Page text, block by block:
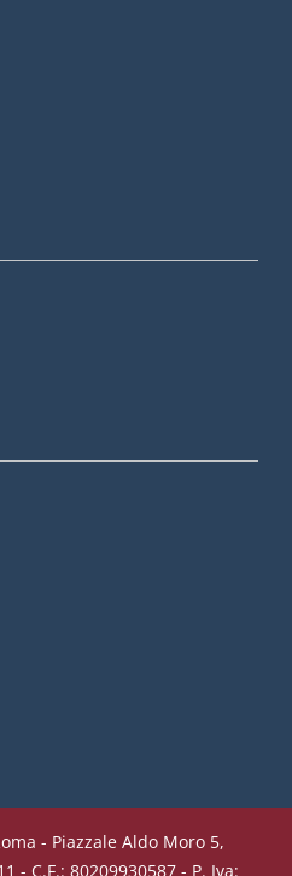
- Piazzale Aldo Moro 5,
- C.F.: 80209930587 - P. Iva: